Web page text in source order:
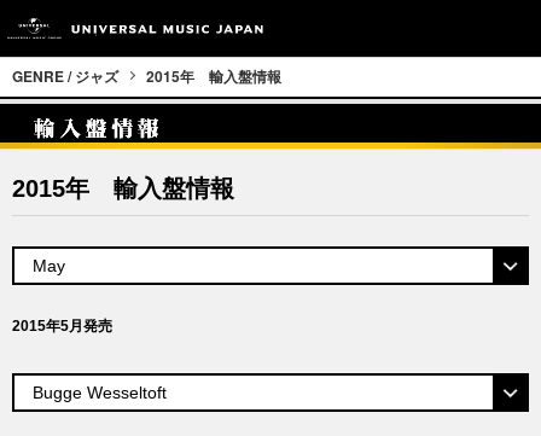
GENRE / ジャズ 2015年 輸入盤情報
2015年 輸入盤情報
2015年5月発売